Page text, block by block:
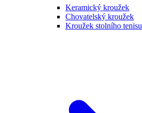
Keramický kroužek
Chovatelský kroužek
Kroužek stolního tenisu